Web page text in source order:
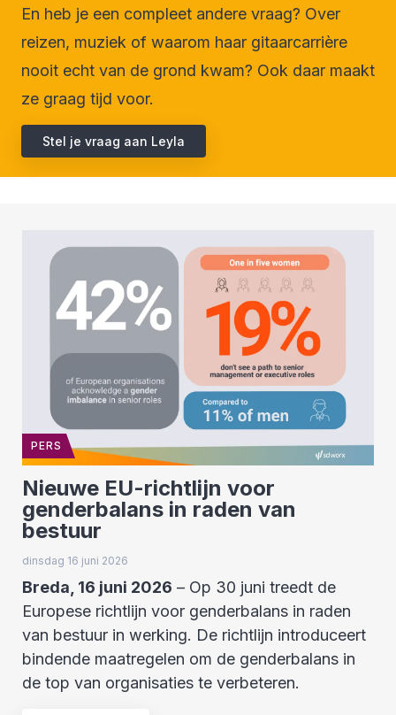
En heb je een compleet andere vraag? Over
reizen, muziek of waarom haar gitaarcarrière
nooit echt van de grond kwam? Ook daar maakt
ze graag tijd voor.
Stel je vraag aan Leyla
PERS
Nieuwe EU-richtlijn voor
genderbalans in raden van
bestuur
dinsdag 16 juni 2026
Breda, 16 juni 2026 – Op 30 juni treedt de
Europese richtlijn voor genderbalans in raden
van bestuur in werking. De richtlijn introduceert
bindende maatregelen om de genderbalans in
de top van organisaties te verbeteren.